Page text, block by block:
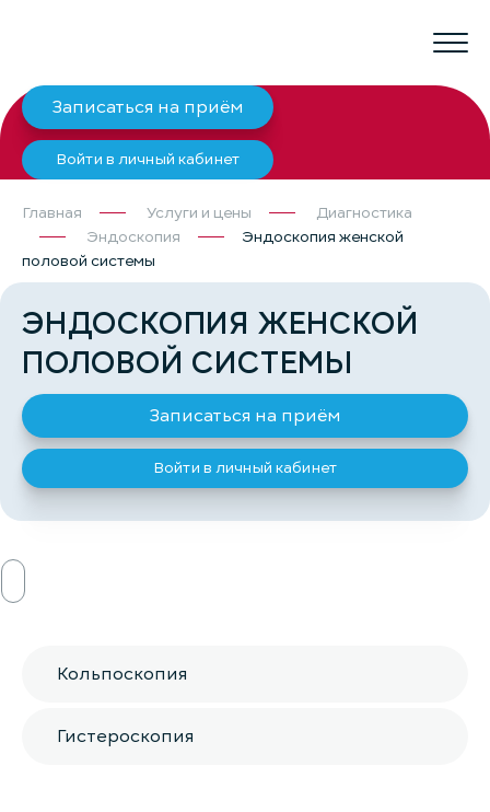
Записаться на приём
Войти в личный кабинет
Главная Услуги и цены
Диагностика
Эндоскопия
Эндоскопия женской
половой системы
ЭНДОСКОПИЯ ЖЕНСКОЙ
ПОЛОВОЙ СИСТЕМЫ
Записаться на приём
Войти в личный кабинет
Кольпоскопия
Гистероскопия